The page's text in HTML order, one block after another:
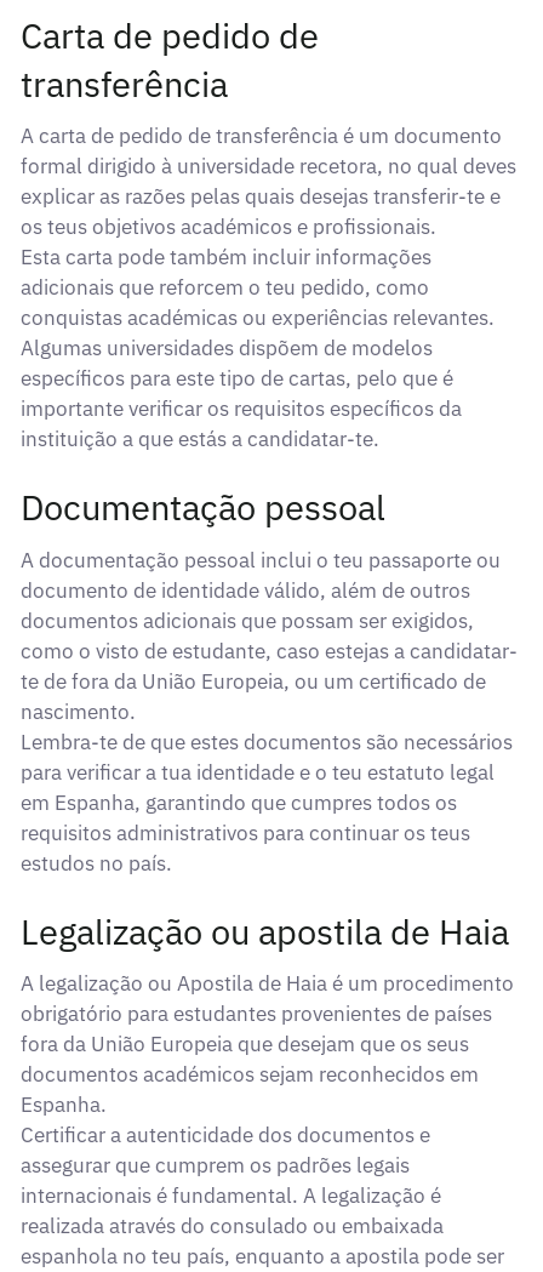
Carta de pedido de
transferência
A carta de pedido de transferência é um documento
formal dirigido à universidade recetora, no qual deves
explicar as razões pelas quais desejas transferir-te e
os teus objetivos académicos e profissionais.
Esta carta pode também incluir informações
adicionais que reforcem o teu pedido, como
conquistas académicas ou experiências relevantes.
Algumas universidades dispõem de modelos
específicos para este tipo de cartas, pelo que é
importante verificar os requisitos específicos da
instituição a que estás a candidatar-te.
Documentação pessoal
A documentação pessoal inclui o teu passaporte ou
documento de identidade válido, além de outros
documentos adicionais que possam ser exigidos,
como o visto de estudante, caso estejas a candidatar-
te de fora da União Europeia, ou um certificado de
nascimento.
Lembra-te de que estes documentos são necessários
para verificar a tua identidade e o teu estatuto legal
em Espanha, garantindo que cumpres todos os
requisitos administrativos para continuar os teus
estudos no país.
Legalização ou apostila de Haia
A legalização ou Apostila de Haia é um procedimento
obrigatório para estudantes provenientes de países
fora da União Europeia que desejam que os seus
documentos académicos sejam reconhecidos em
Espanha.
Certificar a autenticidade dos documentos e
assegurar que cumprem os padrões legais
internacionais é fundamental. A legalização é
realizada através do consulado ou embaixada
espanhola no teu país, enquanto a apostila pode ser